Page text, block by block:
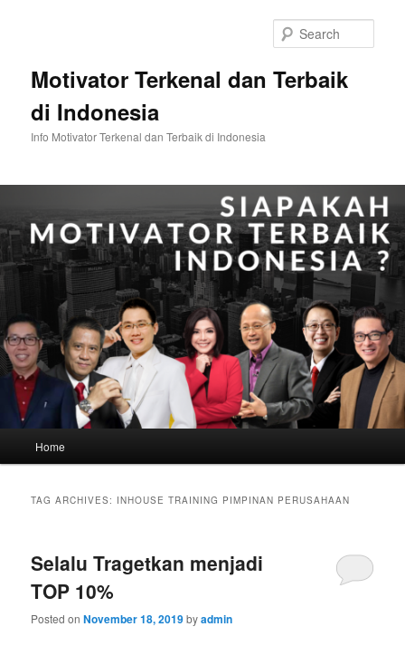
Motivator Terkenal dan Terbaik
di Indonesia
Info Motivator Terkenal dan Terbaik di Indonesia
Home
TAG ARCHIVES: INHOUSE TRAINING PIMPINAN PERUSAHAAN
Selalu Tragetkan menjadi
TOP 10%
Posted onNovember 18, 2019byadmin